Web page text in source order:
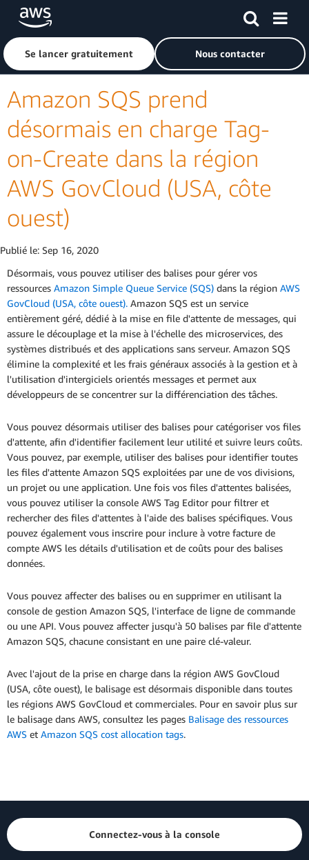
Passer au contenu principal
Cliquer ici pour revenir à la page d'accueil d'Amazon Web
Se lancer gratuitement Nous contacter
Amazon SQS prend
désormais en charge Tag-
on-Create dans la région
AWS GovCloud (USA, côte
ouest)
Publié le: Sep 16, 2020
Désormais, vous pouvez utiliser des balises pour gérer vos
ressources Amazon Simple Queue Service (SQS) dans la région AWS
GovCloud (USA, côte ouest). Amazon SQS est un service
entièrement géré, dédié à la mise en file d'attente de messages, qui
assure le découplage et la mise à l'échelle des microservices, des
systèmes distribués et des applications sans serveur. Amazon SQS
élimine la complexité et les frais généraux associés à la gestion et à
l'utilisation d'intergiciels orientés messages et permet aux
développeurs de se concentrer sur la différenciation des tâches.
Vous pouvez désormais utiliser des balises pour catégoriser vos files
d'attente, afin d'identifier facilement leur utilité et suivre leurs coûts.
Vous pouvez, par exemple, utiliser des balises pour identifier toutes
les files d'attente Amazon SQS exploitées par une de vos divisions,
un projet ou une application. Une fois vos files d'attentes balisées,
vous pouvez utiliser la console AWS Tag Editor pour filtrer et
rechercher des files d'attentes à l'aide des balises spécifiques. Vous
pouvez également vous inscrire pour inclure à votre facture de
compte AWS les détails d'utilisation et de coûts pour des balises
données.
Vous pouvez affecter des balises ou en supprimer en utilisant la
console de gestion Amazon SQS, l'interface de ligne de commande
ou une API. Vous pouvez affecter jusqu'à 50 balises par file d'attente
Amazon SQS, chacune consistant en une paire clé-valeur.
Avec l'ajout de la prise en charge dans la région AWS GovCloud
(USA, côte ouest), le balisage est désormais disponible dans toutes
les régions AWS GovCloud et commerciales. Pour en savoir plus sur
le balisage dans AWS, consultez les pages Balisage des ressources
AWS et Amazon SQS cost allocation tags.
Connectez-vous à la console